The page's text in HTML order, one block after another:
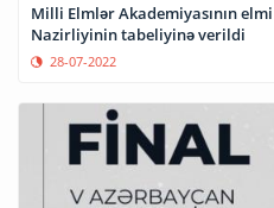
Milli Elmlər Akademiyasının
Nazirliyinin tabeliyinə verildi
28-07-2022